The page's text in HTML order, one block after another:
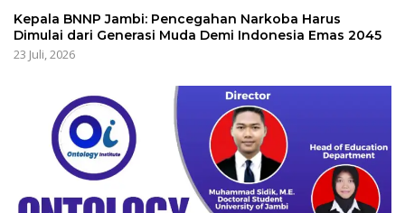
Kepala BNNP Jambi: Pencegahan Narkoba Harus
Dimulai dari Generasi Muda Demi Indonesia Emas 2045
23 Juli, 2026